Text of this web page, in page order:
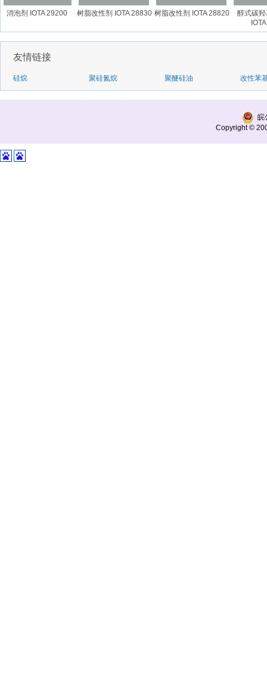
消泡剂 IOTA 29200 树脂改性剂 IOTA 28830 树脂改性剂 IOTA 28820
醇式碳羟
IOTA
友情链接
硅烷 聚硅氮烷 聚醚硅油 改性苯
皖
Copyright ©